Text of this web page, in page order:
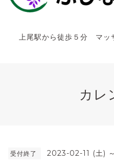
上尾駅から徒歩５分 マッ
カレ
受付終了 2023-02-11 (土)